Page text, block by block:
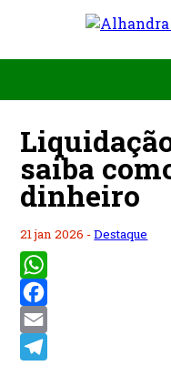
saiba
dinheiro
21 jan 2026 -Destaque
WhatsApp
Facebook
Email